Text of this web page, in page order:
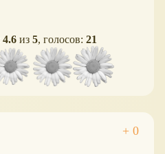
4.6 из 5, голосов: 21